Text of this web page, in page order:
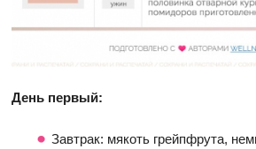
День первый:
Завтрак: мякоть грейпфрута,